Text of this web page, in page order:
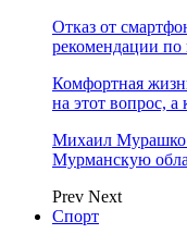
Отказ от
рекомендации
Комфортная
на этот вопрос,
Михаил Мурашко
Мурманскую
Prev Next
Спорт